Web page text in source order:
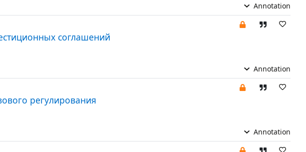
Annotation
соглашений
Annotation
регулирования
Annotation